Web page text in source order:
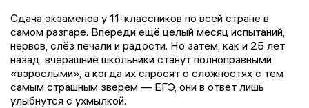
Сдача экзаменов у 11-классников по всей стране в
самом разгаре. Впереди ещё целый месяц испытаний,
нервов, слёз печали и радости. Но затем, как и 25 лет
назад, вчерашние школьники станут полноправными
«взрослыми», а когда их спросят о сложностях с тем
самым страшным зверем — ЕГЭ, они в ответ лишь
улыбнутся с ухмылкой.